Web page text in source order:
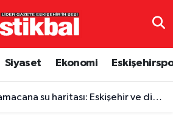
Siyaset Ekonomi
su haritası: Eskişehir ve diğer illerde fiyatlar ne kadar?
Eczaneler